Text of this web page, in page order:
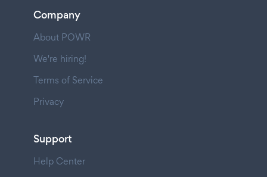
Company
About POWR
We're hiring!
Terms of Service
Privacy
Support
Help Center